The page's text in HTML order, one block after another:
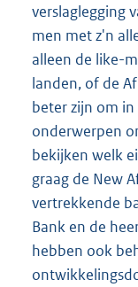
verslaglegging
men met z'n
alleen de like-
landen, of de
beter zijn om
onderwerpen
bekijken welk
graag de New
vertrekkende
Bank en de
hebben ook